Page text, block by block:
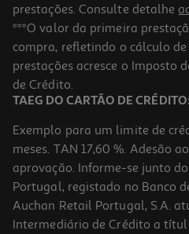
Iogurte Lindahls Ananas Coco 160g
6.81 €/Kg
Price reduced from
1,70 €to
1,09 €
Promoção
prestações. Consulte detalhe
***O valor da primeira
compra, refletindo o cálculo
prestações acresce o Imposto
de Crédito.
TAEG DO CARTÃO DE
Exemplo para um limite de
meses. TAN 17,60 %. Adesão
aprovação. Informe-se junto
Portugal, registado no Banco
Auchan Retail Portugal, S.A.
Intermediário de Crédito a